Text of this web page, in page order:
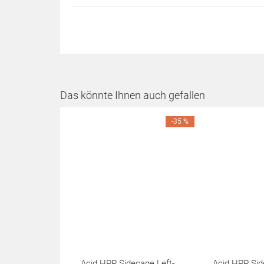
Das könnte Ihnen auch gefallen
-35 %